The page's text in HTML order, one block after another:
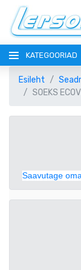
KATEGOORIAD
РУССКИЙ
VALUUTA
AUD
Esileht
SOEKS
Saavutage